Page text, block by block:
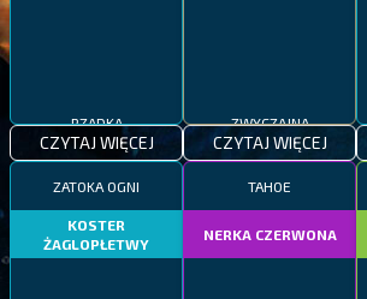
CZYTAJ WIĘCEJ CZYTAJ WIĘCEJ
ZATOKA OGNI
KOSTER
ŻAGLOPŁETWY
TAHOE
NERKA CZERWONA